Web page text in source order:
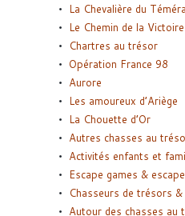
La Chevalière du
Le Chemin de la Victoire
Chartres au trésor
Opération France 98
Aurore
Les amoureux d’Ariège
La Chouette d’Or
Autres chasses au
Activités enfants et
Escape games &
Chasseurs de trésors
Autour des chasses au